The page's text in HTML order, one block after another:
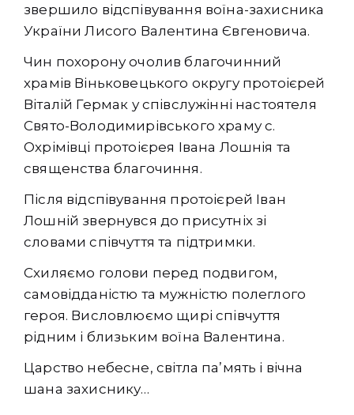
звершило відспівування воїна-захисника
України Лисого Валентина Євгеновича.
Чин похорону очолив благочинний
храмів Віньковецького округу протоієрей
Віталій Гермак у співслужінні настоятеля
Свято-Володимирівського храму с.
Охрімівці протоієрея Івана Лошнія та
священства благочиння.
Після відспівування протоієрей Іван
Лошній звернувся до присутніх зі
словами співчуття та підтримки.
Схиляємо голови перед подвигом,
самовідданістю та мужністю полеглого
героя. Висловлюємо щирі співчуття
рідним і близьким воїна Валентина.
Царство небесне, світла па’мять і вічна
шана захиснику…